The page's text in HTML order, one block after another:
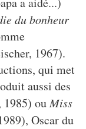
du bonheur
1967).
qui met
aussi des
1985) ouMiss
Oscar du